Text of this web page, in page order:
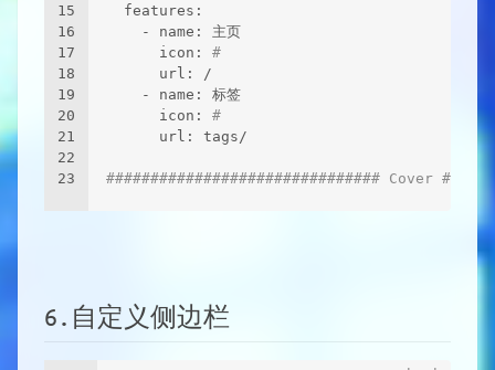
15
16
17
18
19
20
21
22
23
  features:
    - name: 主页
      icon:
#
      url: /
    - name: 标签
      icon:
#
      url: tags/
############################### Cover
6.自定义侧边栏